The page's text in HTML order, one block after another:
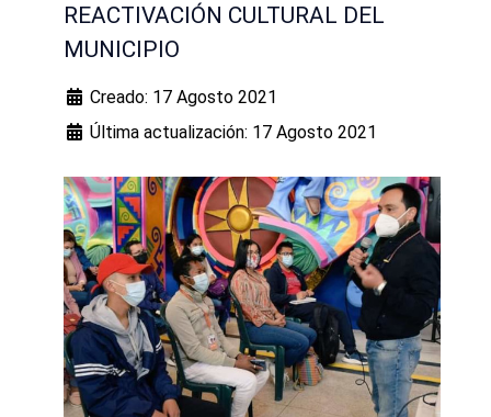
REACTIVACIÓN CULTURAL DEL
MUNICIPIO
Creado: 17 Agosto 2021
Última actualización: 17 Agosto 2021